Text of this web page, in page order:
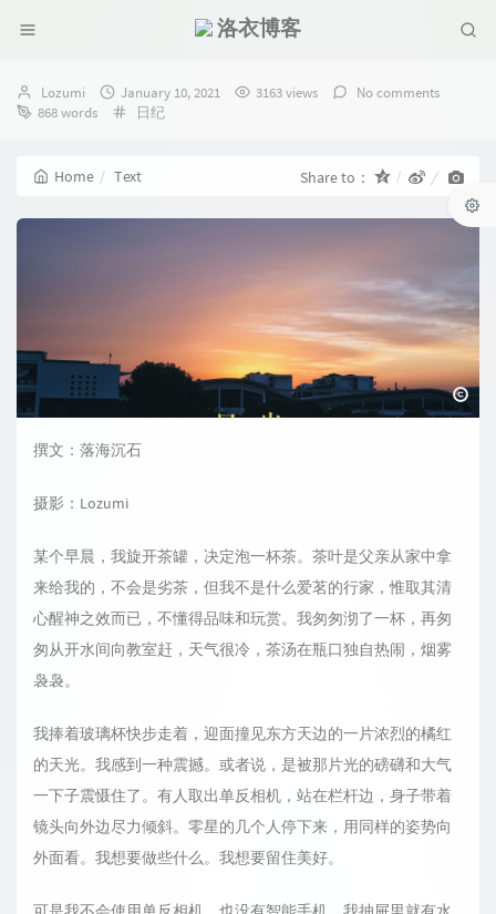
洛衣博客
Author：
Lozumi
发
布
January 10, 2021 3163 views
No comments
868 words
Categories：
日纪
Home Text Share to：
撰文：落海沉石
摄影：Lozumi
某个早晨，我旋开茶罐，决定泡一杯茶。茶叶是父亲从家中拿
来给我的，不会是劣茶，但我不是什么爱茗的行家，惟取其清
心醒神之效而已，不懂得品味和玩赏。我匆匆沏了一杯，再匆
匆从开水间向教室赶，天气很冷，茶汤在瓶口独自热闹，烟雾
袅袅。
我捧着玻璃杯快步走着，迎面撞见东方天边的一片浓烈的橘红
的天光。我感到一种震撼。或者说，是被那片光的磅礴和大气
一下子震慑住了。有人取出单反相机，站在栏杆边，身子带着
镜头向外边尽力倾斜。零星的几个人停下来，用同样的姿势向
外面看。我想要做些什么。我想要留住美好。